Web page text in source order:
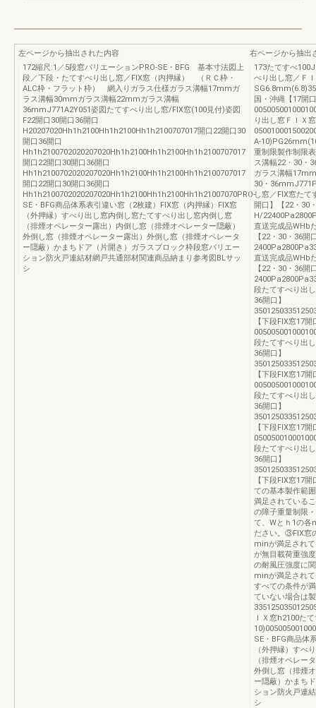
左ページから抽出された内容
172縮尺:1／5段窓バリエーションPRO-SE・BFG 基本寸法図上
段／下段・たてすべり出し窓／FIX窓（内押縁） （ＲＣ枠・
ALC枠・フラット枠） 網入りガラス仕様ガラス溝幅17mmガ
ラス溝幅30mmガラス溝幅22mmガラス溝幅
36mmJ771A2Y051姿図たてすべり出し窓/FIX窓(100見付)姿図
F22開口30開口36開口
H20207020Hh1h2100Hh1h2100Hh1h2100707017開口22開口30
開口36開口
Hh1h2100702020207020Hh1h2100Hh1h2100Hh1h2100707017
開口22開口30開口36開口
Hh1h2100702020207020Hh1h2100Hh1h2100Hh1h2100707017
開口22開口30開口36開口
Hh1h2100702020207020Hh1h2100Hh1h2100Hh1h21007070PRO-
SE・BFG商品体系表引違い窓（2枚建）FIX窓（内押縁）FIX窓
（外押縁）すべり出し窓内倒し窓たてすべり出し窓内倒し窓
（排煙オペレーター露出）内倒し窓（排煙オペレーター隠蔽）
外倒し窓（排煙オペレーター露出）外倒し窓（排煙オペレータ
ー隠蔽）かまちドア（片開き）ガラスブロック枠段窓バリエー
ション防火戸連結材網戸共通部材関連商品納まり参考図BLサッ
シ
右ページから抽出
173たてすべ
べり出し窓／Ｆ
国・沖縄【17開
り出し窓ＦＩＸ窓
A-
重制限製作制限
ス溝幅22・30・
ガラス溝幅
30・
し窓／FIX窓たて
開口】【22・30
H/
直送完成品WHb
【22・30・36開
直送完成品WHb
【22・30・36開
段たてすべり出
36開口】
【下段FIX窓17
段たてすべり出
36開口】
【下段FIX窓17
段たてすべり出
36開口】
【下段FIX窓17
段たてすべり出
36開口】
【下段FIX窓17
ての基本製作範
満足されている
の障子重量制限
て、Wとｈ1の各
ださい。③FIX窓
minが満足され
が無目載荷重強
の耐風圧強度に
minが満足され
すべての条件が
ていない場合は
ＩＸ窓h2100た
SE・BFG商品体
（外押縁）すべ
（排煙オペレー
外倒し窓（排煙
ー隠蔽）かまち
ション防火戸連
シ